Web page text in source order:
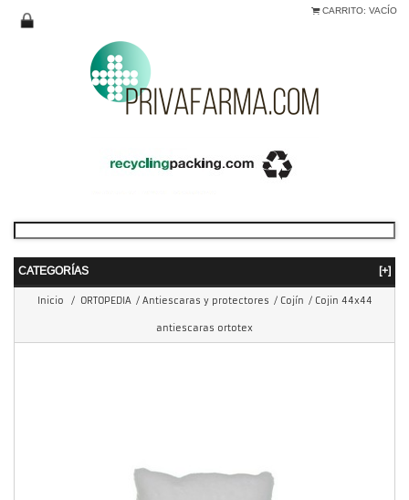
CARRITO: VACÍO
CATEGORÍAS [+]
Inicio / ORTOPEDIA / Antiescaras y protectores / Cojín / Cojin 44x44
antiescaras ortotex